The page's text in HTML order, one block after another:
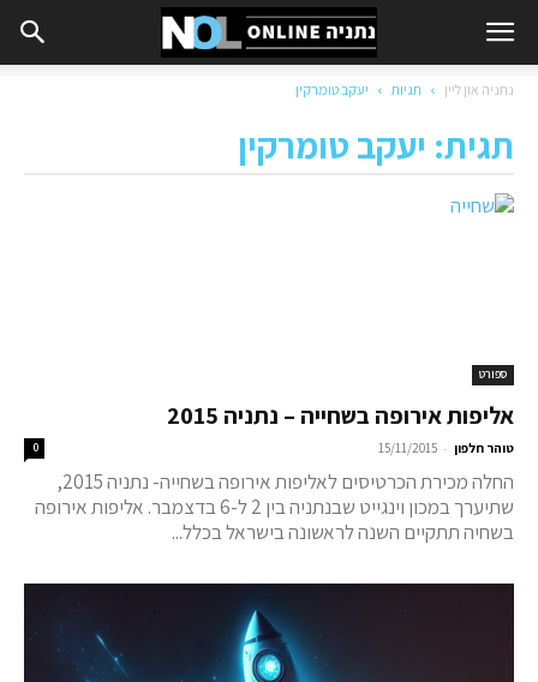
נתניה און ליין תגיות יעקב טומרקין
תגית: יעקב טומרקין
ספורט
אליפות אירופה בשחייה – נתניה 2015
טוהר חלפון -
15/11/2015
0
החלה מכירת הכרטיסים לאליפות אירופה בשחייה- נתניה 2015,
שתיערך במכון וינגייט שבנתניה בין 2 ל-6 בדצמבר. אליפות אירופה
בשחיה תתקיים השנה לראשונה בישראל בכלל...